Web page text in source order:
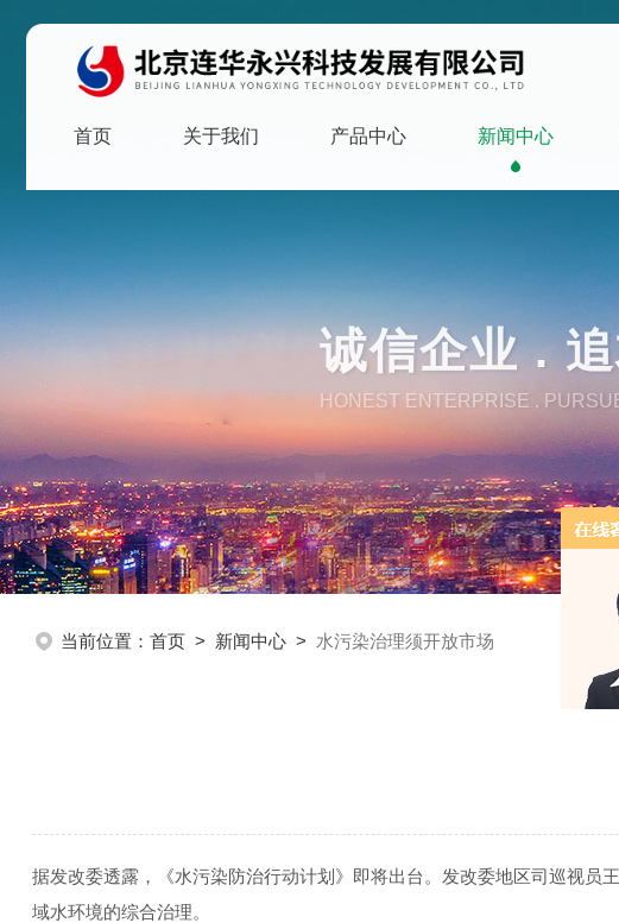
首页 关于我们 产品中心 新闻中心
诚信企业 .
HONEST ENTERPRISE .
当前位置： 首页> 新闻中心> 水污染治理须开放市场
据发改委透露，《水污染防治行动计划》即将出台。发改委地区司巡视
域水环境的综合治理。